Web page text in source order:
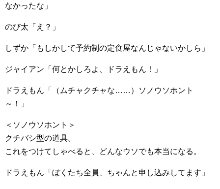
なかったな」
のび太「え？」
しずか「もしかして予約制の定食屋なんじゃないかしら」
ジャイアン「何とかしろよ、ドラえもん！」
ドラえもん「（ムチャクチャな……）ソノウソホント
～！」
＜ソノウソホント＞
クチバシ型の道具。
これをつけてしゃべると、どんなウソでも本当になる。
ドラえもん「ぼくたち全員、ちゃんと申し込みしてます」